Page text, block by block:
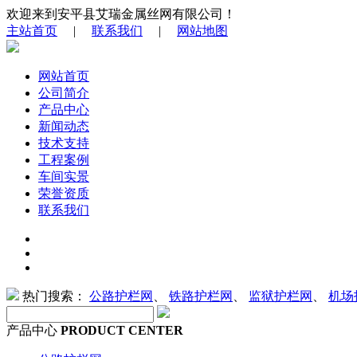
欢迎来到安平县艾瑞金属丝网有限公司！
主站首页 | 联系我们 | 网站地图
网站首页
公司简介
产品中心
新闻动态
技术支持
工程案例
车间实景
荣誉资质
联系我们
热门搜索： 公路护栏网 铁路护栏网 监狱护栏网 机场
产品中心 PRODUCT CENTER